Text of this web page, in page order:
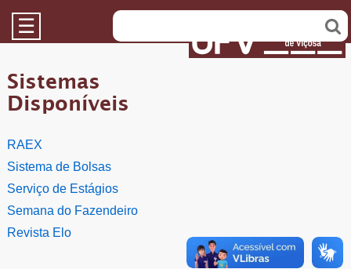
Legislação
☰
Sistemas
Disponíveis
RAEX
Sistema de Bolsas
Serviço de Estágios
Semana do Fazendeiro
Revista Elo